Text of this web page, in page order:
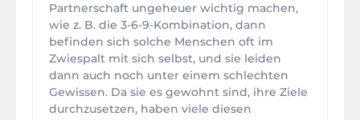
Partnerschaft ungeheuer wichtig machen,
wie z. B. die 3-6-9-Kombination, dann
befinden sich solche Menschen oft im
Zwiespalt mit sich selbst, und sie leiden
dann auch noch unter einem schlechten
Gewissen. Da sie es gewohnt sind, ihre Ziele
durchzusetzen, haben viele diesen